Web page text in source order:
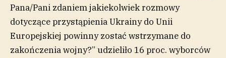
Pana/Pani zdaniem jakiekolwiek rozmowy
dotyczące przystąpienia Ukrainy do Unii
Europejskiej powinny zostać wstrzymane do
zakończenia wojny?” udzieliło 16 proc. wyborców